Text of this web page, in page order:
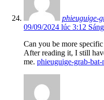
phieuguige-
09/09/2024 lúc 3:12 Sáng
Can you be more
After reading it, I still
me. phieuguige-grab-bat-